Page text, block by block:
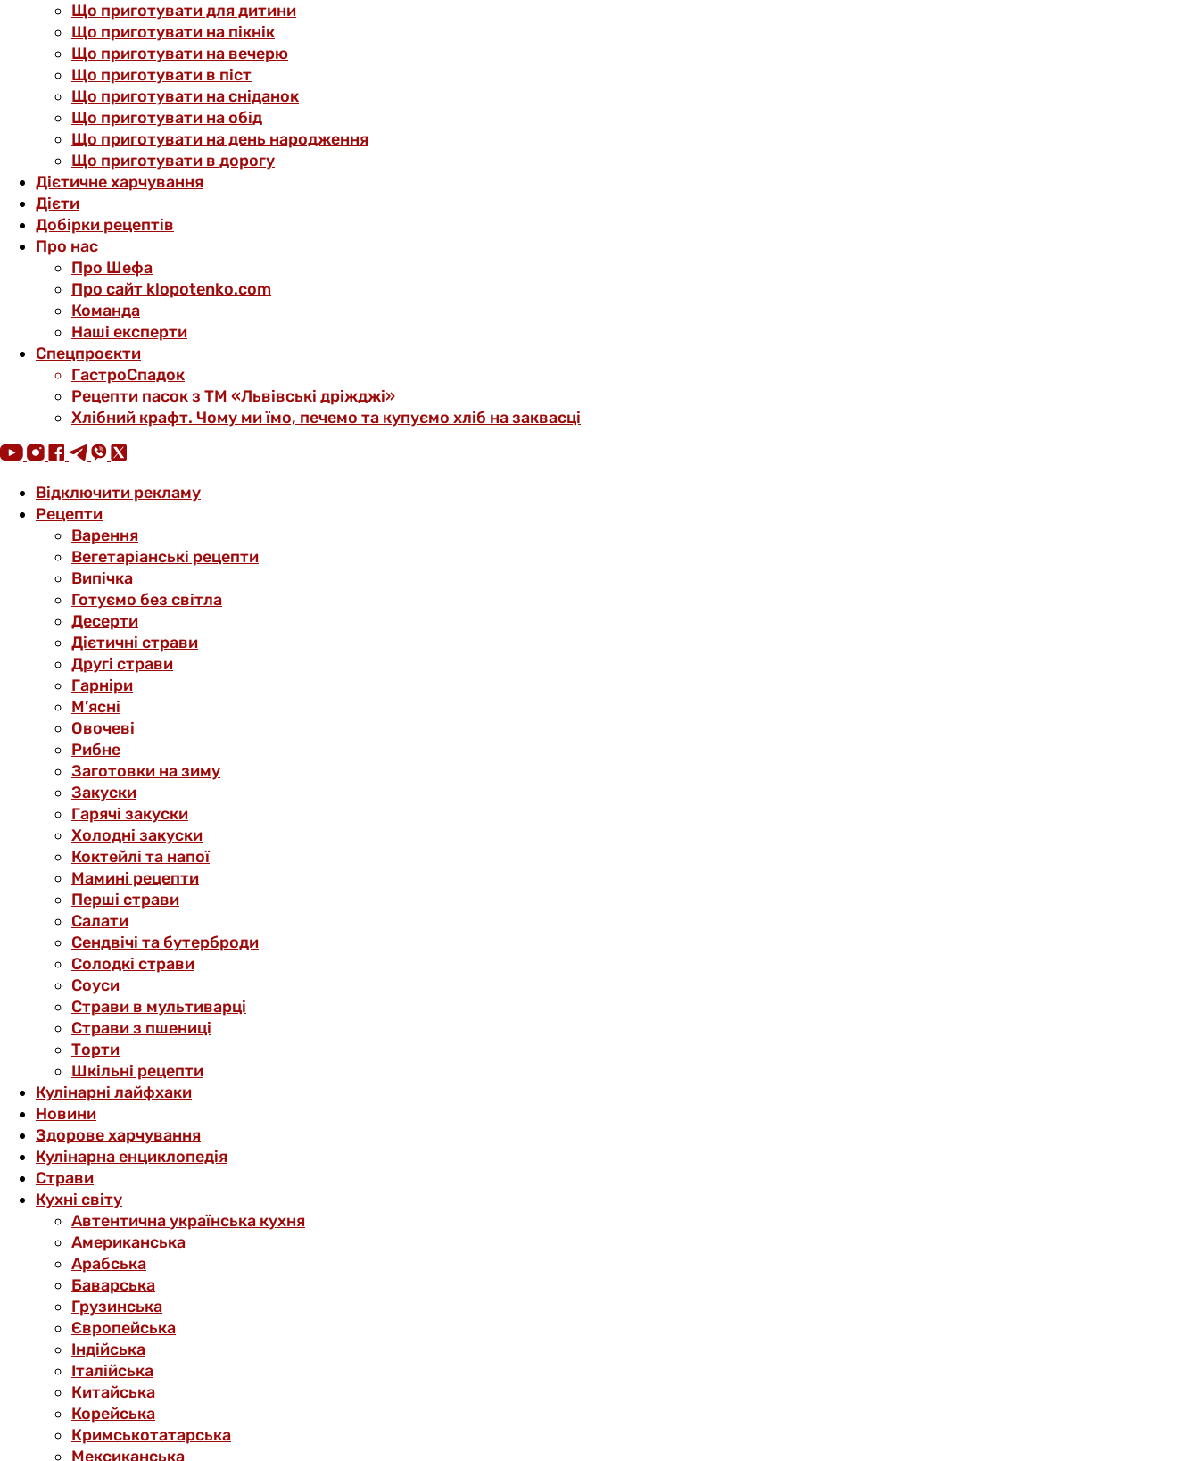
Що приготувати для дитини
Що приготувати на пікнік
Що приготувати на вечерю
Що приготувати в піст
Що приготувати на сніданок
Що приготувати на обід
Що приготувати на день народження
Що приготувати в дорогу
Дієтичне харчування
Дієти
Добірки рецептів
Про нас
Про Шефа
Про сайт klopotenko.com
Команда
Наші експерти
Спецпроєкти
ГастроСпадок
Рецепти пасок з ТМ «Львівські дріжджі»
Хлібний крафт. Чому ми їмо, печемо та купуємо хліб на заквасці
Відключити рекламу
Рецепти
Варення
Вегетаріанські рецепти
Випічка
Готуємо без світла
Десерти
Дієтичні страви
Другі страви
Гарніри
М’ясні
Овочеві
Рибне
Заготовки на зиму
Закуски
Гарячі закуски
Холодні закуски
Коктейлі та напої
Мамині рецепти
Перші страви
Салати
Сендвічі та бутерброди
Солодкі страви
Соуси
Страви в мультиварці
Страви з пшениці
Торти
Шкільні рецепти
Кулінарні лайфхаки
Новини
Здорове харчування
Кулінарна енциклопедія
Страви
Кухні світу
Автентична українська кухня
Американська
Арабська
Баварська
Грузинська
Європейська
Індійська
Італійська
Китайська
Корейська
Кримськотатарська
Мексиканська